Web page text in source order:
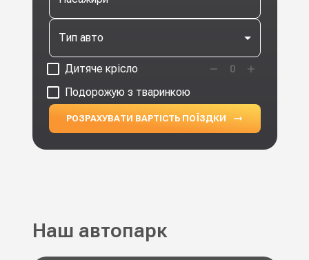
Тип авто
Дитяче крісло 0
Подорожую з тваринкою
РОЗРАХУВАТИ ВАРТІСТЬ ПОЇЗДКИ
Наш автопарк